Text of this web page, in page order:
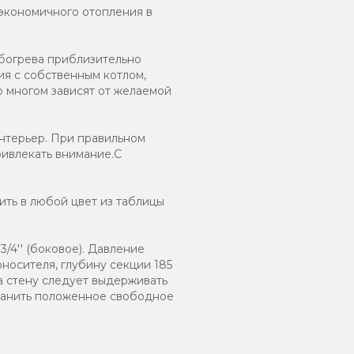
отопления в
приблизительно
с собственным котлом,
многом зависят от желаемой
При правильном
внимание.С
в любой цвет из таблицы
4'' (боковое). Давление
глубину секции 185
следует выдерживать
положенное свободное